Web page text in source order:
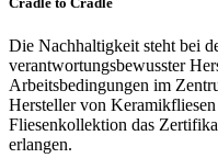
Die Nachhaltigkeit steht bei
verantwortungsbewusster
Arbeitsbedingungen im
Hersteller von
Fliesenkollektion das
erlangen.